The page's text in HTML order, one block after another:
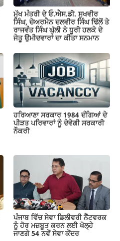
ਮੁੱਖ ਮੰਤਰੀ ਦੇ ਓ.ਐਸ.ਡੀ. ਸੁਖਵੀਰ
ਸਿੰਘ, ਚੇਅਰਮੈਨ ਦਲਵੀਰ ਸਿੰਘ ਢਿੱਲੋਂ ਤੇ
ਰਾਜਵੰਤ ਸਿੰਘ ਘੁੱਲੀ ਨੇ ਧੂਰੀ ਹਲਕੇ ਦੇ
ਜੇਤੂ ਉਮੀਦਵਾਰਾਂ ਦਾ ਕੀਤਾ ਸਨਮਾਨ
ਹਰਿਆਣਾ ਸਰਕਾਰ 1984 ਦੰਗਿਆਂ ਦੇ
ਪੀੜਤ ਪਰਿਵਾਰਾਂ ਨੂੰ ਦੇਵੇਗੀ ਸਰਕਾਰੀ
ਨੌਕਰੀ
ਪੰਜਾਬ ਵਿੱਚ ਸੇਵਾ ਡਿਲੀਵਰੀ ਨੈੱਟਵਰਕ
ਨੂੰ ਹੋਰ ਮਜ਼ਬੂਤ ਕਰਨ ਲਈ ਖੋਲ੍ਹੇ
ਜਾਣਗੇ 54 ਨਵੇਂ ਸੇਵਾ ਕੇਂਦਰ